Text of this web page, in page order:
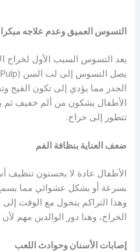
التسوس العميق وعدم علاجه مبكرا
يعد التسوس السبب الأول لخراج
الجذر مما يؤدي إلى تكون القيح
الأطفال يشكون من ألم خفيف ثم
تتطور إلى خراج.
ضعف العناية بنظافة الفم
الأطفال عادة لا يحسنون تنظيف
بسرعة أو بشكل عشوائي مما يسمح
وهذا التراكم يتحول مع الوقت إلى
الخراج، وهنا دور الوالدين مهم
إصابات الأسنان وحوادث اللعب